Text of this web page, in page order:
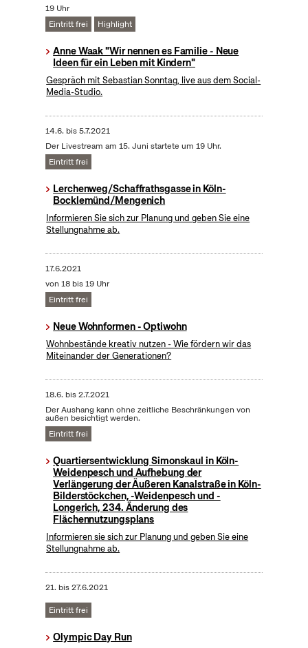
19 Uhr
Eintritt frei
Highlight
Anne Waak "Wir nennen es Familie - Neue
Ideen für ein Leben mit Kindern"
Gespräch mit Sebastian Sonntag, live aus dem Social-
Media-Studio.
14.6. bis5.7.2021
Der Livestream am 15. Juni startete um 19 Uhr.
Eintritt frei
Lerchenweg/Schaffrathsgasse in Köln-
Bocklemünd/Mengenich
Informieren Sie sich zur Planung und geben Sie eine
Stellungnahme ab.
17.6.2021
von 18 bis 19 Uhr
Eintritt frei
Neue Wohnformen - Optiwohn
Wohnbestände kreativ nutzen - Wie fördern wir das
Miteinander der Generationen?
18.6. bis2.7.2021
Der Aushang kann ohne zeitliche Beschränkungen von
außen besichtigt werden.
Eintritt frei
Quartiersentwicklung Simonskaul in Köln-
Weidenpesch und Aufhebung der
Verlängerung der Äußeren Kanalstraße in Köln-
Bilderstöckchen, -Weidenpesch und -
Longerich, 234. Änderung des
Flächennutzungsplans
Informieren sie sich zur Planung und geben Sie eine
Stellungnahme ab.
21. bis27.6.2021
Eintritt frei
Olympic Day Run